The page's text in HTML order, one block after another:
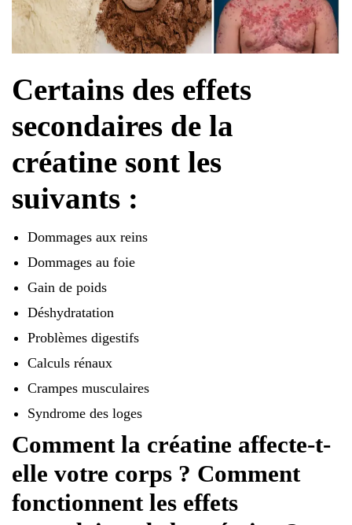
Certains des effets
secondaires de la
créatine sont les
suivants :
Dommages aux reins
Dommages au foie
Gain de poids
Déshydratation
Problèmes digestifs
Calculs rénaux
Crampes musculaires
Syndrome des loges
Comment la créatine affecte-t-
elle votre corps ? Comment
fonctionnent les effets